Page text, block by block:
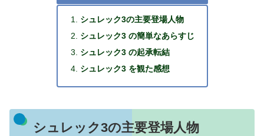
シュレック3の主要登場人物
シュレック3 の簡単なあらすじ
シュレック3 の起承転結
シュレック3 を観た感想
シュレック3の主要登場人物